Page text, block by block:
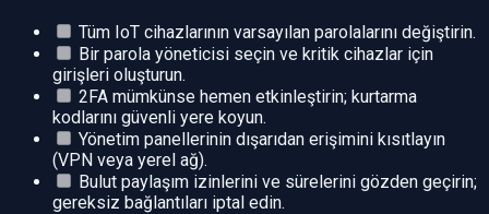
Tüm IoT cihazlarının varsayılan parolalarını değiştirin.
Bir parola yöneticisi seçin ve kritik cihazlar için
girişleri oluşturun.
2FA mümkünse hemen etkinleştirin; kurtarma
kodlarını güvenli yere koyun.
Yönetim panellerinin dışarıdan erişimini kısıtlayın
(VPN veya yerel ağ).
Bulut paylaşım izinlerini ve sürelerini gözden geçirin;
gereksiz bağlantıları iptal edin.